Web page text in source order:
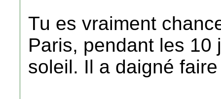
Tu es vraiment
Paris, pendant les 10
soleil. Il a daigné